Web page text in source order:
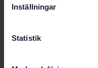
Inställningar
Statistik
Language: